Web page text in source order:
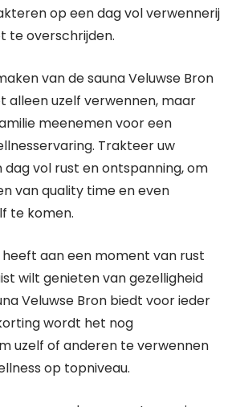
op een dag vol verwennerij
te overschrijden.
van de sauna Veluwse Bron
alleen uzelf verwennen, maar
meenemen voor een
Trakteer uw
vol rust en ontspanning, om
van quality time en even
te komen.
aan een moment van rust
wilt genieten van gezelligheid
Veluwse Bron biedt voor ieder
wordt het nog
uzelf of anderen te verwennen
op topniveau.